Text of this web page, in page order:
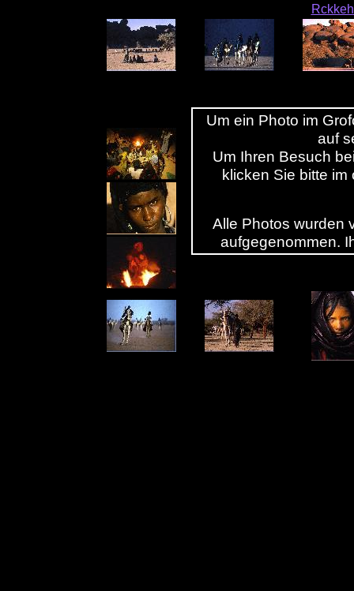
Um ein Photo im
auf
Um Ihren Besuch
klicken Sie bitte
Alle Photos wurden
aufgegenommen.